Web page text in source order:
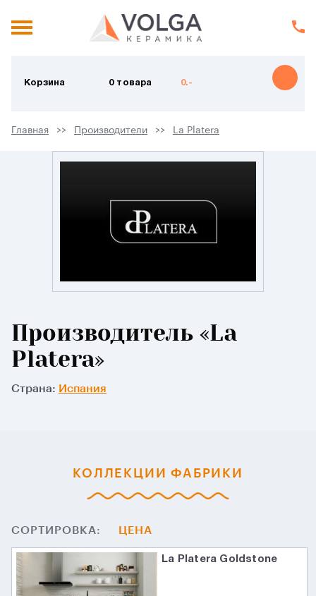
Корзина 0 товара 0.-
Главная Производители La Platera
Производитель «La
Platera»
Страна: Испания
КОЛЛЕКЦИИ ФАБРИКИ
СОРТИРОВКА: ЦЕНА
La Platera Goldstone